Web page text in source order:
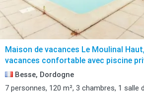
Maison de vacances Le Moulinal
vacances confortable avec piscine
Besse, Dordogne
7 personnes, 120 m², 3 chambres, 1 salle